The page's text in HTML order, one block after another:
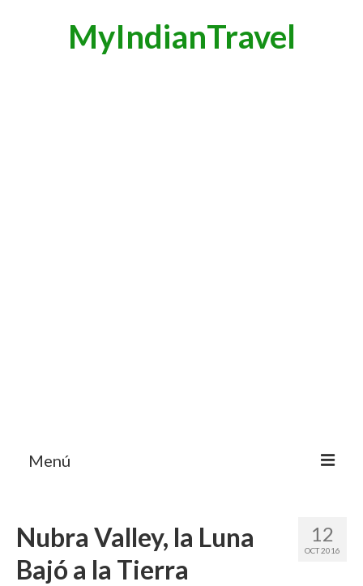
MyIndianTravel
Menú
MI BLOG VIAJES INDIA
AVENTURAS
12
OCT 2016
Nubra Valley, la Luna
Bajó a la Tierra